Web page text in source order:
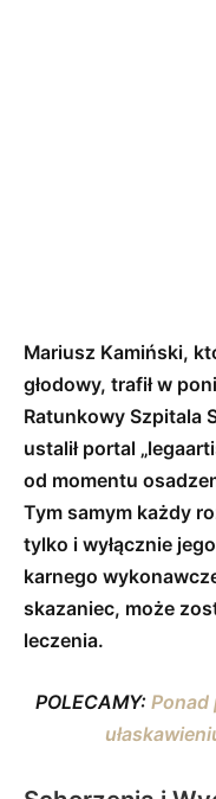
Mariusz Kamiński,
głodowy, trafił w
Ratunkowy Szpitala
ustalił portal
od momentu
Tym samym każdy
tylko i wyłącznie
karnego
skazaniec, może
leczenia.
POLECAMY: Ponad